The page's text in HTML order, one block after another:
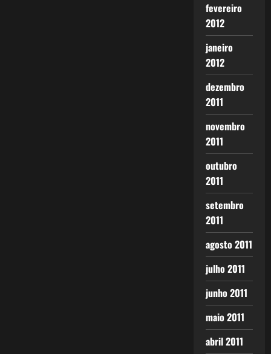
fevereiro
2012
janeiro
2012
dezembro
2011
novembro
2011
outubro
2011
setembro
2011
agosto 2011
julho 2011
junho 2011
maio 2011
abril 2011